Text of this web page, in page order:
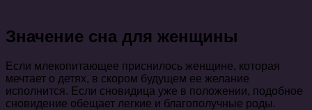
Значение сна для женщины
Если млекопитающее приснилось женщине, которая
мечтает о детях, в скором будущем ее желание
исполнится. Если сновидица уже в положении, подобное
сновидение обещает легкие и благополучные роды.